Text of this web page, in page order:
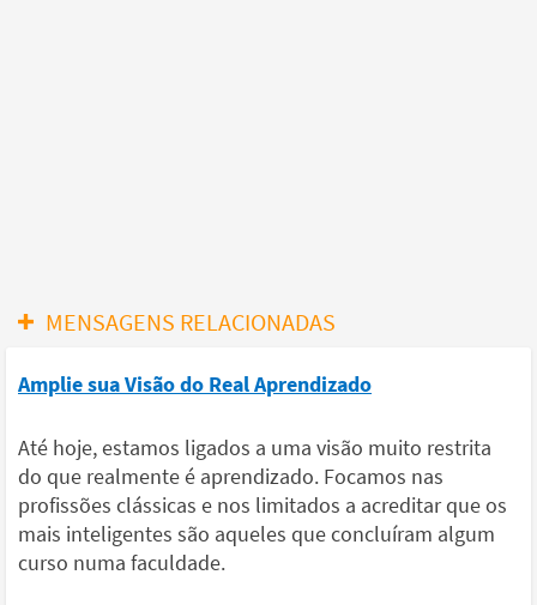
MENSAGENS RELACIONADAS
Amplie sua Visão do Real Aprendizado
Até hoje, estamos ligados a uma visão muito restrita
do que realmente é aprendizado. Focamos nas
profissões clássicas e nos limitados a acreditar que os
mais inteligentes são aqueles que concluíram algum
curso numa faculdade.